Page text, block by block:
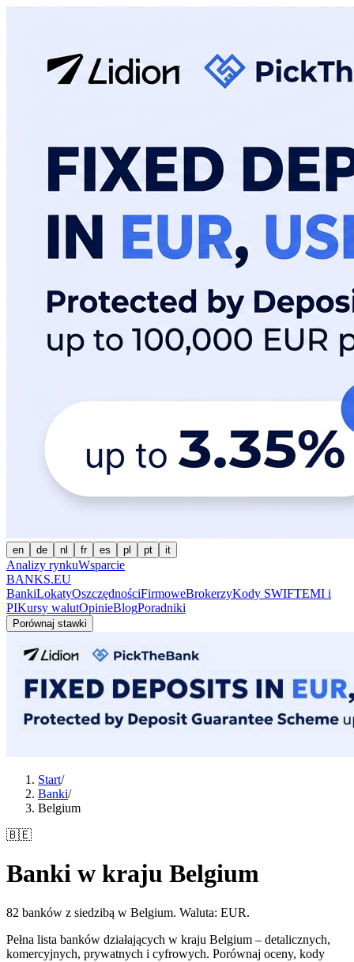
en de nl fr es pl pt it
Analizy rynkuWsparcie
BANKS.EU
BankiLokatyOszczędnościFirmoweBrokerzyKody SWIFTEMI i
PIKursy walutOpinieBlogPoradniki
Porównaj stawki
Start/
Banki/
Belgium
🇧🇪
Banki w kraju Belgium
82 banków z siedzibą w Belgium. Waluta: EUR.
Pełna lista banków działających w kraju Belgium – detalicznych,
komercyjnych, prywatnych i cyfrowych. Porównaj oceny, kody